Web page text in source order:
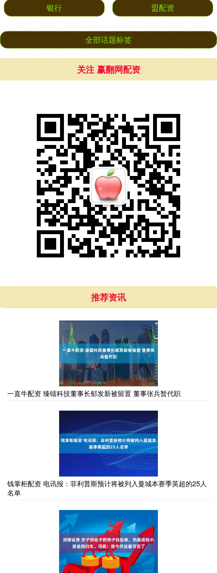
银行 盟配资
全部话题标签
关注 赢翻网配资
推荐资讯
一直牛配资 臻镭科技董事长郁发新被留置 董事张兵暂代职
钱掌柜配资 电讯报：菲利普斯预计将被列入曼城本赛季英超的25人
名单